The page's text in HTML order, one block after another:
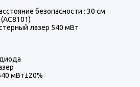
безопасности : 30 см
лазер 540 мВт
мВт±20%